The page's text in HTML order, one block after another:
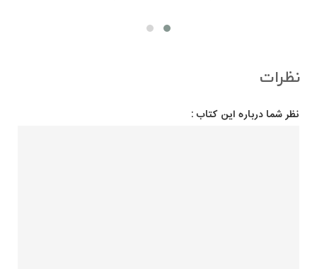
نظرات
نظر شما درباره این کتاب :